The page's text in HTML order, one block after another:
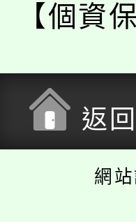
【個資
返
網